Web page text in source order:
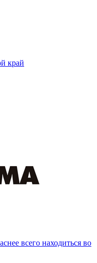
край
всего находиться во